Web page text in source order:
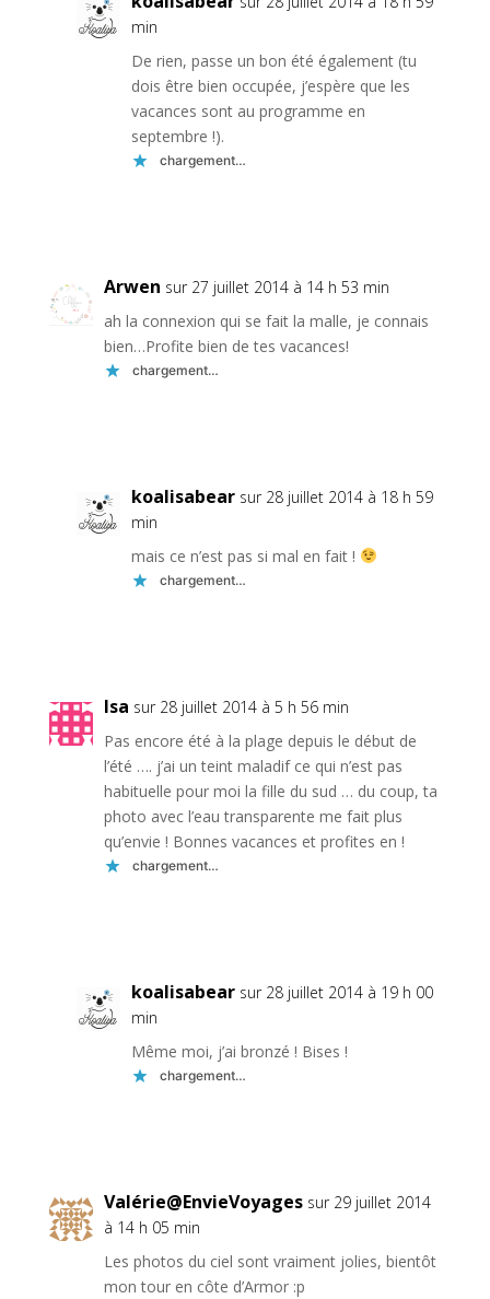
min
De rien, passe un bon été également (tu
dois être bien occupée, j’espère que les
vacances sont au programme en
septembre !).
chargement…
Arwen sur 27 juillet 2014 à 14 h 53 min
ah la connexion qui se fait la malle, je connais
bien…Profite bien de tes vacances!
chargement…
koalisabear sur 28 juillet 2014 à 18 h 59
min
mais ce n’est pas si mal en fait !
chargement…
Isa sur 28 juillet 2014 à 5 h 56 min
Pas encore été à la plage depuis le début de
l’été …. j’ai un teint maladif ce qui n’est pas
habituelle pour moi la fille du sud … du coup, ta
photo avec l’eau transparente me fait plus
qu’envie ! Bonnes vacances et profites en !
chargement…
koalisabear sur 28 juillet 2014 à 19 h 00
min
Même moi, j’ai bronzé ! Bises !
chargement…
Valérie@EnvieVoyages sur 29 juillet 2014
à 14 h 05 min
Les photos du ciel sont vraiment jolies, bientôt
mon tour en côte d’Armor :p